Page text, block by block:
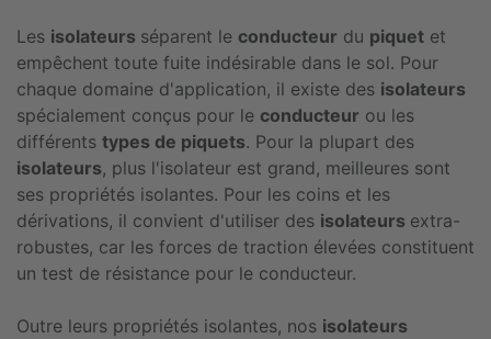
Les isolateurs séparent le conducteur du piquet et
empêchent toute fuite indésirable dans le sol. Pour
chaque domaine d'application, il existe des isolateurs
spécialement conçus pour le conducteur ou les
différents types de piquets. Pour la plupart des
isolateurs, plus l'isolateur est grand, meilleures sont
ses propriétés isolantes. Pour les coins et les
dérivations, il convient d'utiliser des isolateurs extra-
robustes, car les forces de traction élevées constituent
un test de résistance pour le conducteur.
Outre leurs propriétés isolantes, nos isolateurs